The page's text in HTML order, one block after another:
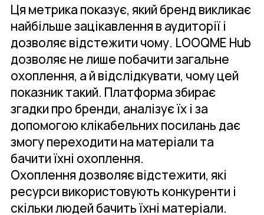
Ця метрика показує, який бренд викликає
найбільше зацікавлення в аудиторії і
дозволяє відстежити чому. LOOQME Hub
дозволяє не лише побачити загальне
охоплення, а й відслідкувати, чому цей
показник такий. Платформа збирає
згадки про бренди, аналізує їх і за
допомогою клікабельних посилань дає
змогу переходити на матеріали та
бачити їхні охоплення.
Охоплення дозволяє відстежити, які
ресурси використовують конкуренти і
скільки людей бачить їхні матеріали.